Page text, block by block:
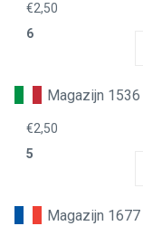
€2,50
6
Magazijn 1536
€2,50
5
Magazijn 1677